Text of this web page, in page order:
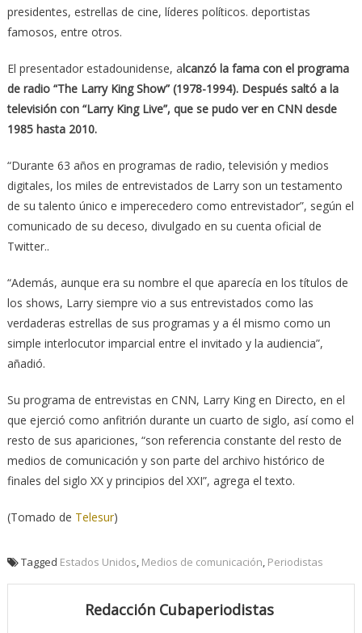
presidentes, estrellas de cine, líderes políticos. deportistas
famosos, entre otros.
El presentador estadounidense, alcanzó la fama con el programa
de radio “The Larry King Show” (1978-1994). Después saltó a la
televisión con “Larry King Live”, que se pudo ver en CNN desde
1985 hasta 2010.
“Durante 63 años en programas de radio, televisión y medios
digitales, los miles de entrevistados de Larry son un testamento
de su talento único e imperecedero como entrevistador”, según el
comunicado de su deceso, divulgado en su cuenta oficial de
Twitter..
“Además, aunque era su nombre el que aparecía en los títulos de
los shows, Larry siempre vio a sus entrevistados como las
verdaderas estrellas de sus programas y a él mismo como un
simple interlocutor imparcial entre el invitado y la audiencia”,
añadió.
Su programa de entrevistas en CNN, Larry King en Directo, en el
que ejerció como anfitrión durante un cuarto de siglo, así como el
resto de sus apariciones, “son referencia constante del resto de
medios de comunicación y son parte del archivo histórico de
finales del siglo XX y principios del XXI”, agrega el texto.
(Tomado de Telesur)
Tagged Estados Unidos Medios de comunicación Periodistas
Redacción Cubaperiodistas